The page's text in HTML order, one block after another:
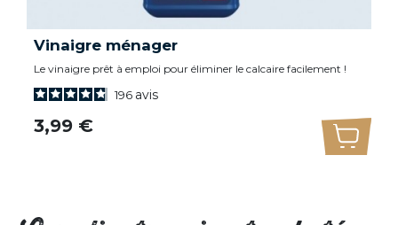
au panier
Vinaigre ménager
Le vinaigre prêt à emploi pour éliminer le calcaire facilement !
196 avis
Prix
3,99 €